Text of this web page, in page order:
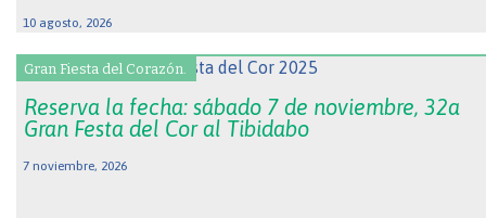
10 agosto, 2026
Gran Fiesta del Corazón.
Reserva la fecha: sábado 7 de noviembre, 32a
Gran Festa del Cor al Tibidabo
7 noviembre, 2026